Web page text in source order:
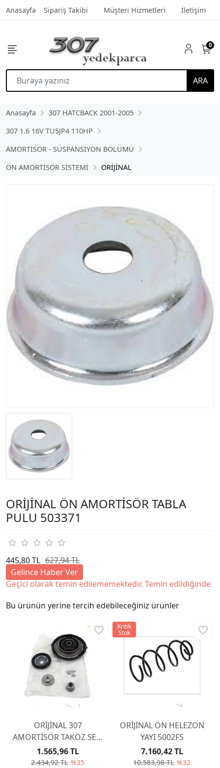
Anasayfa Sipariş Takibi Müşteri Hizmetleri İletişim
ARA
0
Anasayfa
307 HATCBACK 2001-2005
307 1.6 16V TU5JP4 110HP
AMORTİSÖR - SÜSPANSİYON BÖLÜMÜ
ÖN AMORTİSÖR SİSTEMİ
ORİJİNAL
ORİJİNAL ÖN AMORTİSÖR TABLA
PULU 503371
445,80 TL 627,94 TL
Gelince Haber Ver
Geçici olarak temin edilememektedir. Temin edildiğinde
Bu ürünün yerine tercih edebileceğiniz ürünler
ORİJİNAL 307
AMORTİSÖR TAKOZ SETİ
( KAFA +BİLYA+ÜST
KAUÇUK PUL) 503177
2.434,92 TL %35
1.565,96 TL
ORİJİNAL ÖN HELEZON
YAYI 5002FS
10.583,98 TL %32
7.160,42 TL
Kritik
Stok